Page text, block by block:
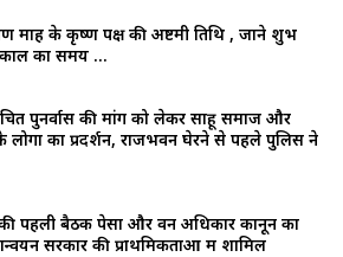
माह के कृष्ण पक्ष की अष्टमी तिथि , जाने शुभ
का समय …
पुनर्वास की मांग को लेकर साहू समाज और
लोगों का प्रदर्शन, राजभवन घेरने से पहले पुलिस ने
की पहली बैठक पेसा और वन अधिकार कानून का
सरकार की प्राथमिकताओं में शामिल